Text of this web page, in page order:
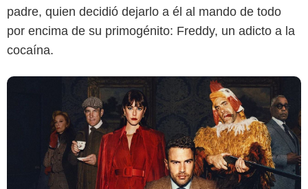
padre, quien decidió dejarlo a él al mando de todo
por encima de su primogénito: Freddy, un adicto a la
cocaína.